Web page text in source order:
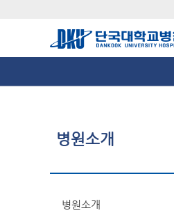
병원소개
병원소개